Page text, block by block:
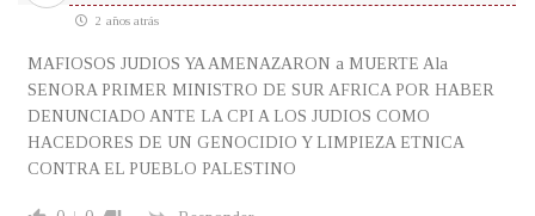
2 años atrás
MAFIOSOS JUDIOS YA AMENAZARON a MUERTE Ala
SENORA PRIMER MINISTRO DE SUR AFRICA POR HABER
DENUNCIADO ANTE LA CPI A LOS JUDIOS COMO
HACEDORES DE UN GENOCIDIO Y LIMPIEZA ETNICA
CONTRA EL PUEBLO PALESTINO